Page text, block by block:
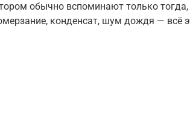
обычно вспоминают только тогда,
конденсат, шум дождя — всё